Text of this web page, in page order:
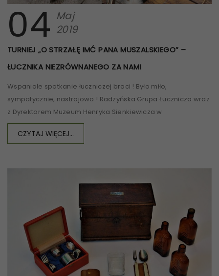
04 Maj
2019
TURNIEJ „O STRZAŁĘ IMĆ PANA MUSZALSKIEGO” –
ŁUCZNIKA NIEZRÓWNANEGO ZA NAMI
Wspaniałe spotkanie łuczniczej braci ! Było miło,
sympatycznie, nastrojowo ! Radzyńska Grupa Łucznicza wraz
z Dyrektorem Muzeum Henryka Sienkiewicza w
CZYTAJ WIĘCEJ...